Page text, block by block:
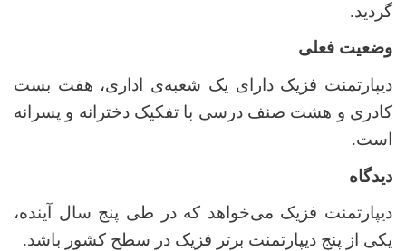
گردید.
وضعیت فعلی
دیپارتمنت فزیک دارای یک شعبه‌ی اداری، هفت بست
کادری و هشت صنف درسی با تفکیک دخترانه و پسرانه
است.
دیدگاه
دیپارتمنت فزیک می‌خواهد که در طی پنج سال آینده،
یکی از پنج دیپارتمنت برتر فزیک در سطح کشور باشد.